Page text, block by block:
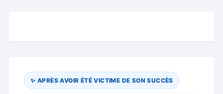
être
choisies
✨ APRÈS AVOIR ÉTÉ VICTIME DE SON SUCCÈS